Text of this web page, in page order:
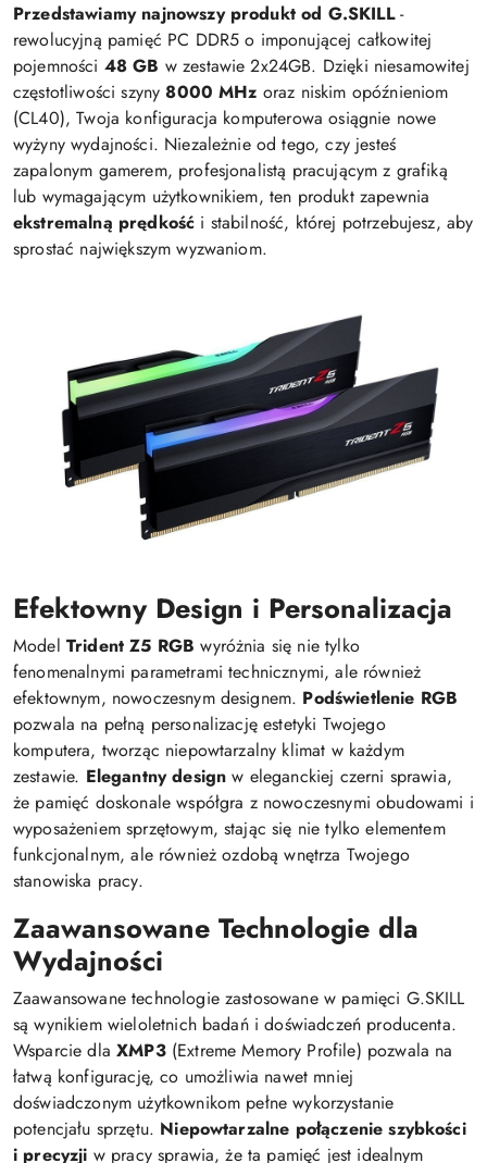
Przedstawiamy najnowszy produkt od G.SKILL-
rewolucyjną pamięć PC DDR5 o imponującej całkowitej
pojemności 48 GB w zestawie 2x24GB. Dzięki niesamowitej
częstotliwości szyny8000 MHz oraz niskim opóźnieniom
(CL40), Twoja konfiguracja komputerowa osiągnie nowe
wyżyny wydajności. Niezależnie od tego, czy jesteś
zapalonym gamerem, profesjonalistą pracującym z grafiką
lub wymagającym użytkownikiem, ten produkt zapewnia
ekstremalną prędkość i stabilność, której potrzebujesz, aby
sprostać największym wyzwaniom.
Efektowny Design i Personalizacja
Model Trident Z5 RGB wyróżnia się nie tylko
fenomenalnymi parametrami technicznymi, ale również
efektownym, nowoczesnym designem. Podświetlenie RGB
pozwala na pełną personalizację estetyki Twojego
komputera, tworząc niepowtarzalny klimat w każdym
zestawie. Elegantny design w eleganckiej czerni sprawia,
że pamięć doskonale współgra z nowoczesnymi obudowami i
wyposażeniem sprzętowym, stając się nie tylko elementem
funkcjonalnym, ale również ozdobą wnętrza Twojego
stanowiska pracy.
Zaawansowane Technologie dla
Wydajności
Zaawansowane technologie zastosowane w pamięci G.SKILL
są wynikiem wieloletnich badań i doświadczeń producenta.
Wsparcie dlaXMP3(Extreme Memory Profile) pozwala na
łatwą konfigurację, co umożliwia nawet mniej
doświadczonym użytkownikom pełne wykorzystanie
potencjału sprzętu. Niepowtarzalne połączenie szybkości
i precyzji w pracy sprawia, że ta pamięć jest idealnym